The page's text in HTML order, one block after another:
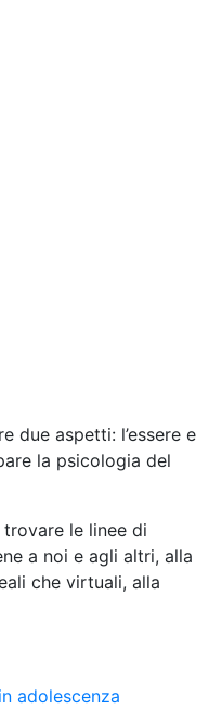
due aspetti: l’essere e
la psicologia del
le linee di
a noi e agli altri, alla
che virtuali, alla
adolescenza